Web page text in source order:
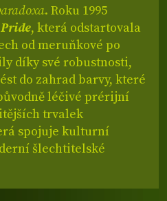
. Roku 1995
, která odstartovala
od meruňkové po
díky své robustnosti,
do zahrad barvy, které
léčivé prérijní
trvalek
spojuje kulturní
šlechtitelské